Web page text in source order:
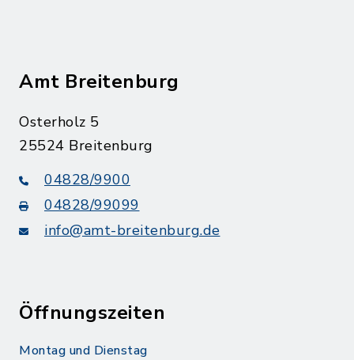
Amt Breitenburg
Osterholz 5
25524 Breitenburg
04828/9900
04828/99099
info@amt-breitenburg.de
Öffnungszeiten
Montag und Dienstag